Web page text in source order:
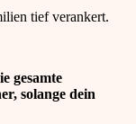
tief verankert.
gesamte
solange dein